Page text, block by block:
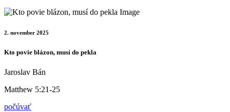
2. november 2025
Kto povie blázon, musí do pekla
Jaroslav Bán
Matthew 5:21-25
počúvať